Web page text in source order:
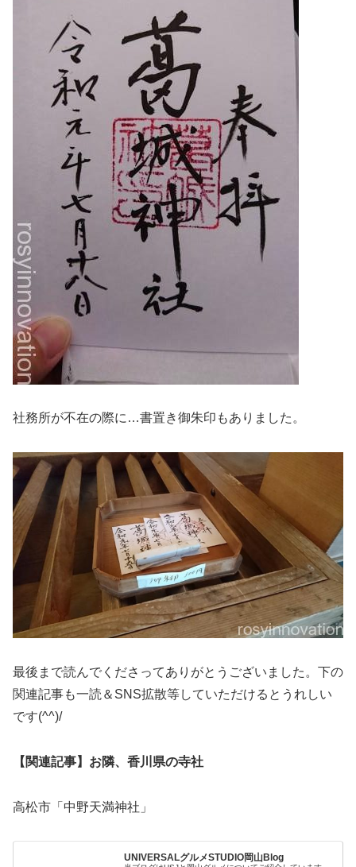
社務所が不在の際に…書置き御朱印もありました。
最後まで読んでくださってありがとうございました。下の
関連記事も一読＆SNS拡散等していただけるとうれしい
です(^^)/
【関連記事】お隣、香川県の寺社
高松市「中野天満神社」
UNIVERSALグルメSTUDIO岡山Blog